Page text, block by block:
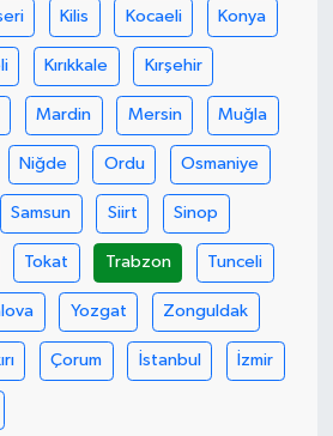
Kilis Kocaeli Konya
Kırıkkale Kırşehir
Mardin Mersin Muğla
Niğde Ordu Osmaniye
Samsun Siirt Sinop
Tokat Trabzon Tunceli
Yozgat Zonguldak
Çorum İstanbul İzmir